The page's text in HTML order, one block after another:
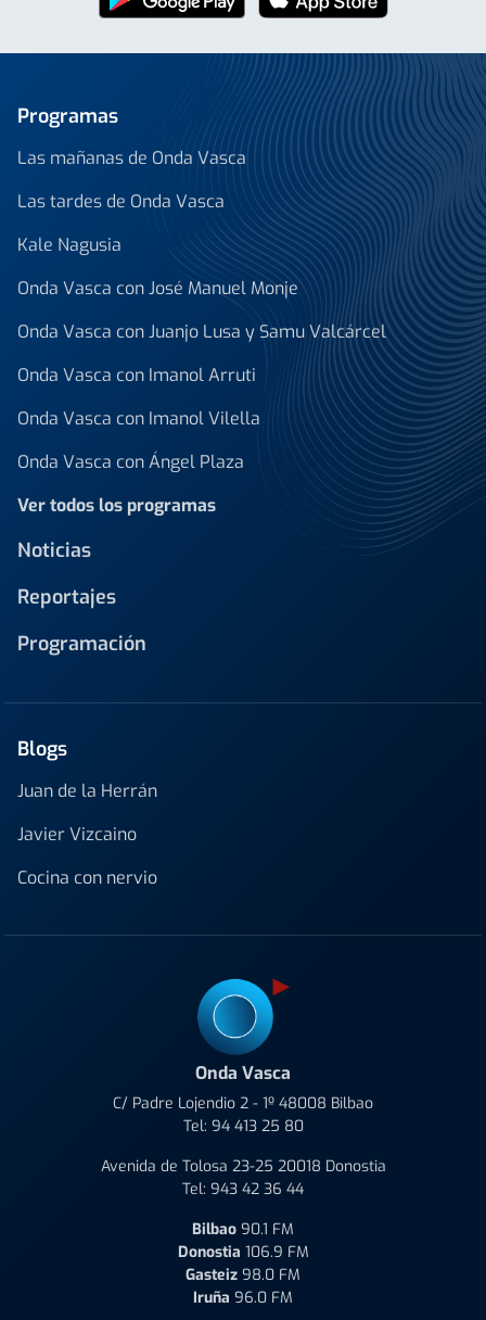
Programas
Las mañanas de Onda Vasca
Las tardes de Onda Vasca
Kale Nagusia
Onda Vasca con José Manuel Monje
Onda Vasca con Juanjo Lusa y Samu Valcárcel
Onda Vasca con Imanol Arruti
Onda Vasca con Imanol Vilella
Onda Vasca con Ángel Plaza
Ver todos los programas
Noticias
Reportajes
Programación
Blogs
Juan de la Herrán
Javier Vizcaino
Cocina con nervio
Onda Vasca
C/ Padre Lojendio 2 - 1º 48008 Bilbao
Tel: 94 413 25 80
Avenida de Tolosa 23-25 20018 Donostia
Tel: 943 42 36 44
Bilbao 90.1 FM
Donostia 106.9 FM
Gasteiz 98.0 FM
Iruña 96.0 FM